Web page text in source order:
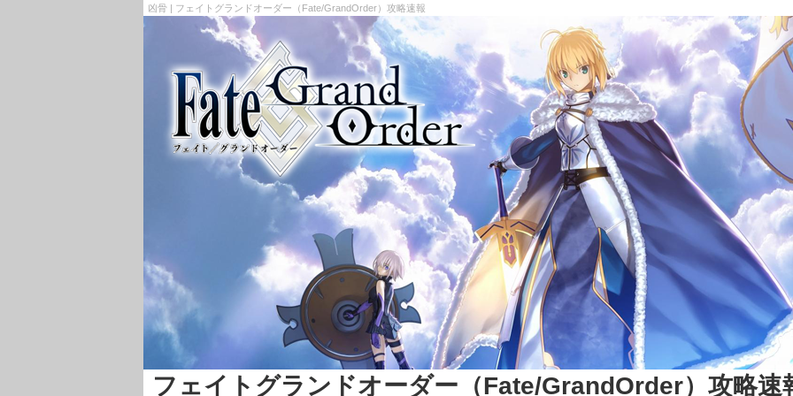
凶骨 | フェイトグランドオーダー（Fate/GrandOrder）攻略速報
フェイトグランドオーダー（Fate/GrandOrder）攻略速